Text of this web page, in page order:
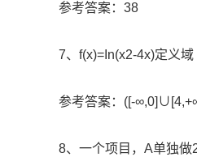
参考答案：38
7、f(x)=In(x2-4x)定义域
参考答案：([-
8、一个项目，A单独